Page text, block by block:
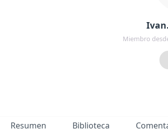
Miembro
Resumen Biblioteca